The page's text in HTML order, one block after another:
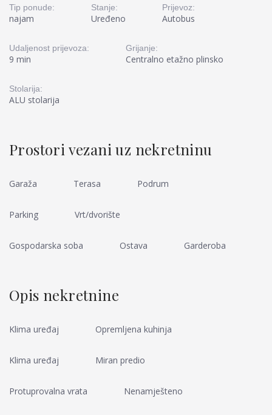
Tip ponude:
najam
Stanje:
Uređeno
Prijevoz:
Autobus
Udaljenost prijevoza:
9 min
Grijanje:
Centralno etažno plinsko
Stolarija:
ALU stolarija
Prostori vezani uz nekretninu
Garaža Terasa Podrum
Parking Vrt/dvorište
Gospodarska soba Ostava Garderoba
Opis nekretnine
Klima uređaj Opremljena kuhinja
Klima uređaj Miran predio
Protuprovalna vrata Nenamješteno